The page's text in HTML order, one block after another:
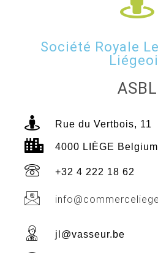
Société Royale
ASBL
Rue du Vertbois, 11
4000 LIÈGE Belgium
+32 4 222 18 62
jl@vasseur.be